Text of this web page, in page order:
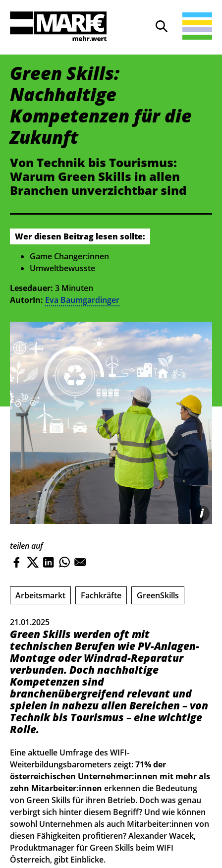
Suche öffnen
Suche
Green Skills:
Nachhaltige
Kompetenzen für die
Zukunft
Von Technik bis Tourismus:
Warum Green Skills in allen
Branchen unverzichtbar sind
Wer diesen Beitrag lesen sollte:
Game Changer:innen
Umweltbewusste
Lesedauer: 3 Minuten
AutorIn: Eva Baumgardinger
i
teilen auf
Arbeitsmarkt Fachkräfte GreenSkills
21.01.2025
Green Skills werden oft mit
technischen Berufen wie PV-Anlagen-
Montage oder Windrad-Reparatur
verbunden. Doch nachhaltige
Kompetenzen sind
branchenübergreifend relevant und
spielen in nahezu allen Bereichen – von
Technik bis Tourismus – eine wichtige
Rolle.
Eine aktuelle Umfrage des WIFI-
Weiterbildungsbarometers zeigt:71% der
österreichischen Unternehmer:innen mit mehr als
zehn Mitarbeiter:innen erkennen die Bedeutung
von Green Skills für ihren Betrieb. Doch was genau
verbirgt sich hinter diesem Begriff? Und wie können
sowohl Unternehmen als auch Mitarbeiter:innen von
diesen Fähigkeiten profitieren? Alexander Wacek,
Produktmanager für Green Skills beim WIFI
Österreich, gibt Einblicke.